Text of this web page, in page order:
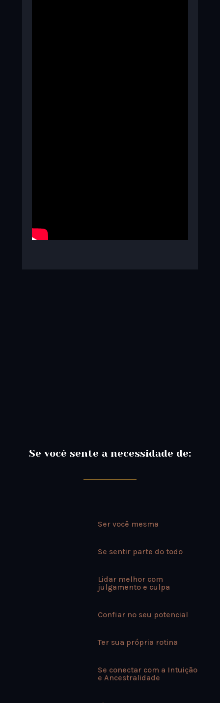
Se você sente a necessidade de:
Ser você mesma
Se sentir parte do todo
Lidar melhor com
julgamento e culpa⁣
Confiar no seu potencial⁣
Ter sua própria rotina
Se conectar com a Intuição
e Ancestralidade